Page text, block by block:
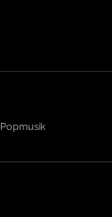
Popmusik